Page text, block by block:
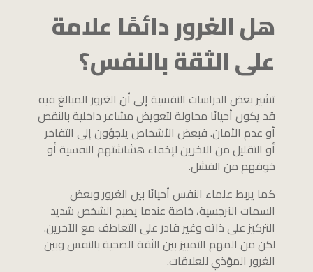
هل الغرور دائمًا علامة
على الثقة بالنفس؟
تشير بعض الدراسات النفسية إلى أن الغرور المبالغ فيه
قد يكون أحيانًا محاولة لتعويض مشاعر داخلية بالنقص
أو عدم الأمان. فبعض الأشخاص يلجؤون إلى التفاخر
أو التقليل من الآخرين لإخفاء هشاشتهم النفسية أو
خوفهم من الفشل.
كما يربط علماء النفس أحيانًا بين الغرور وبعض
السمات النرجسية، خاصة عندما يصبح الشخص شديد
التركيز على ذاته وغير قادر على التعاطف مع الآخرين.
لكن من المهم التمييز بين الثقة الصحية بالنفس وبين
الغرور المؤذي للعلاقات.